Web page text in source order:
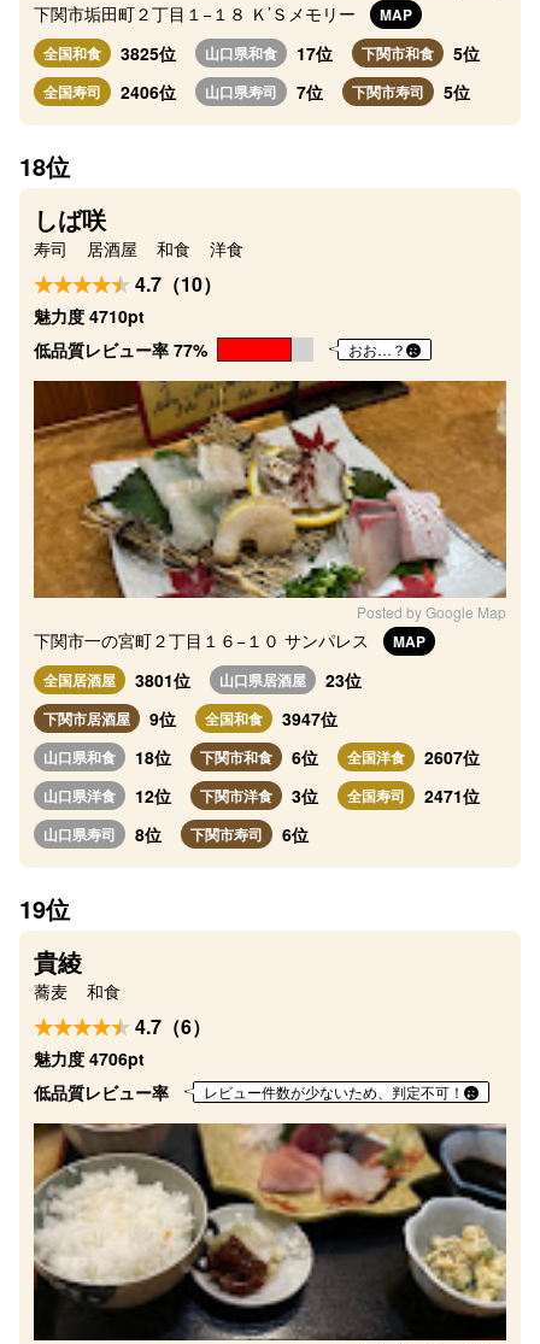
下関市垢田町２丁目１−１８ Ｋ’Ｓメモリー
MAP
全国和食
3825位 山口県和食 17位 下関市和食 5位
全国寿司 2406位 山口県寿司 7位 下関市寿司 5位
18位
しば咲
寿司 居酒屋 和食 洋食
4.7（10）
魅力度 4710pt
低品質レビュー率 77%
おお…？
Posted by Google Map
下関市一の宮町２丁目１６−１０ サンパレス
MAP
全国居酒屋
3801位 山口県居酒屋 23位
下関市居酒屋 9位 全国和食 3947位
山口県和食 18位 下関市和食 6位 全国洋食 2607位
山口県洋食 12位 下関市洋食 3位 全国寿司 2471位
山口県寿司 8位 下関市寿司 6位
19位
貴綾
蕎麦 和食
4.7（6）
魅力度 4706pt
低品質レビュー率
レビュー件数が少ないため、判定不可！